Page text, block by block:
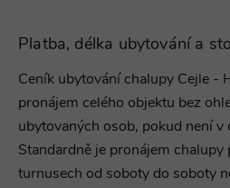
Platba, délka ubytování a
Ceník ubytování chalupy Cejle -
pronájem celého objektu bez
ubytovaných osob, pokud není v
Standardně je pronájem chalupy
turnusech od soboty do soboty